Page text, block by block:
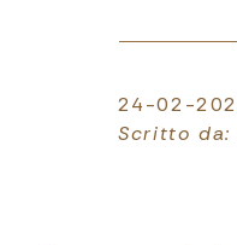
24-02-
Scritto da: